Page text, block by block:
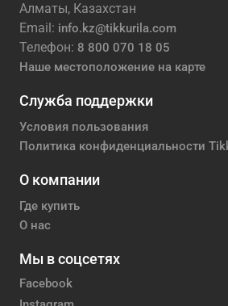
Алматы, Казахстан
Email: info.kz@tikkurila.com
Телефон: 8 800 070 18 05
Наше местоположение на карте
Служба поддержки
Условия пользования
Политика конфиденциальности
О компании
Где купить
О нас
Мы в соцсетях
Facebook